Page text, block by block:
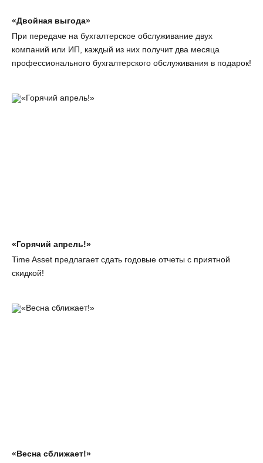
«Двойная выгода»
При передаче на бухгалтерское обслуживание двух
компаний или ИП, каждый из них получит два месяца
профессионального бухгалтерского обслуживания в подарок!
«Горячий апрель!»
Time Asset предлагает сдать годовые отчеты с приятной
скидкой!
«Весна сближает!»